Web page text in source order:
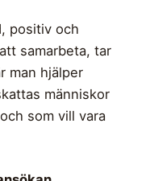
positiv och
samarbeta, tar
man hjälper
människor
som vill vara